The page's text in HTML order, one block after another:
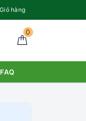
Giỏ hàng
0
FAQ